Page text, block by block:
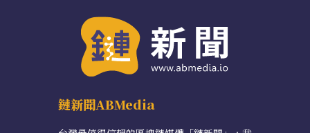
鏈新聞ABMedia